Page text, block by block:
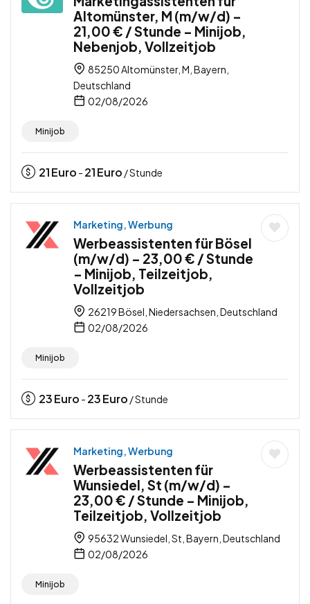
Altomünster, M (m/w/d) –
21,00 € / Stunde – Minijob,
Nebenjob, Vollzeitjob
85250 Altomünster, M, Bayern,
Deutschland
02/08/2026
Minijob
21Euro - 21Euro / Stunde
Marketing, Werbung
Werbeassistenten für Bösel
(m/w/d) – 23,00 € / Stunde
– Minijob, Teilzeitjob,
Vollzeitjob
26219 Bösel, Niedersachsen, Deutschland
02/08/2026
Minijob
23Euro - 23Euro / Stunde
Marketing, Werbung
Werbeassistenten für
Wunsiedel, St (m/w/d) –
23,00 € / Stunde – Minijob,
Teilzeitjob, Vollzeitjob
95632 Wunsiedel, St, Bayern, Deutschland
02/08/2026
Minijob